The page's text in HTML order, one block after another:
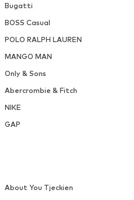
Bugatti
BOSS Casual
POLO RALPH LAUREN
MANGO MAN
Only & Sons
Abercrombie & Fitch
NIKE
GAP
About You Tjeckien